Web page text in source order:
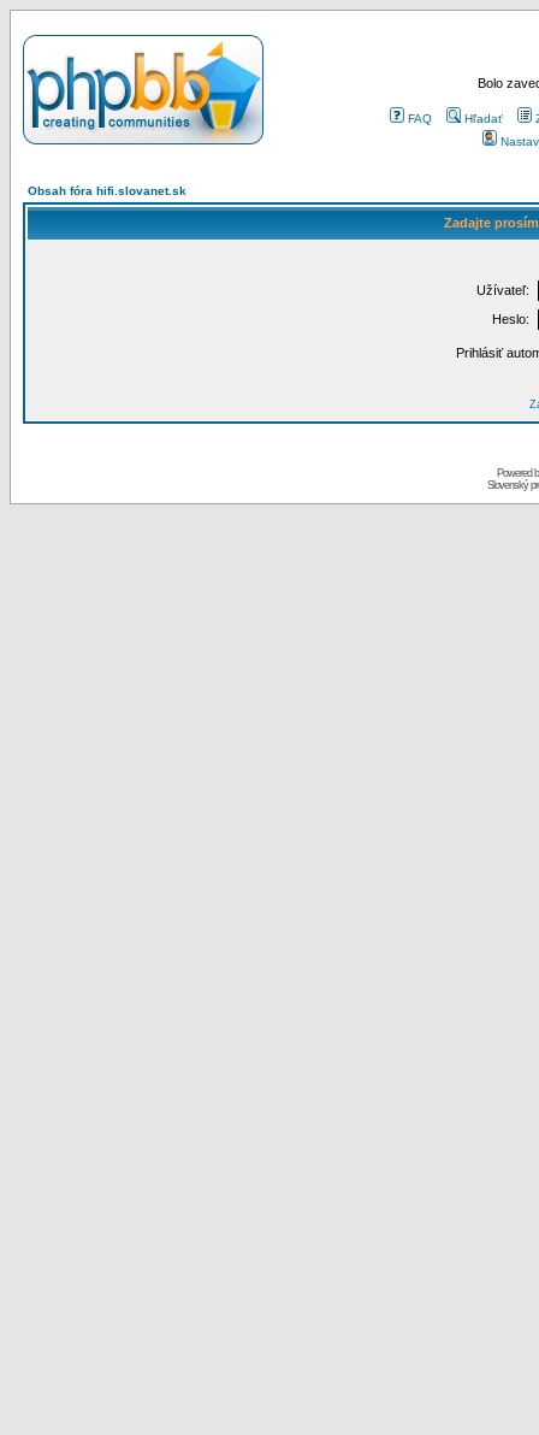
Bolo
FAQ Hľadať
Obsah fóra hifi.slovanet.sk
Zadajte
Užívateľ:
Heslo:
Prihlásiť
Powered
Slovenský